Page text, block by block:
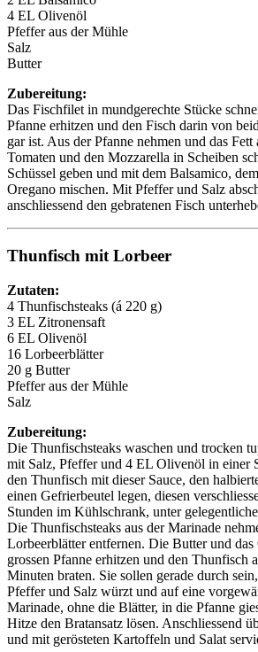
4 EL Olivenöl
Pfeffer aus der Mühle
Salz
Butter
Zubereitung:
Das Fischfilet in mundgerechte Stücke
Pfanne erhitzen und den Fisch darin von
gar ist. Aus der Pfanne nehmen und das
Tomaten und den Mozzarella in Scheiben
Schüssel geben und mit dem Balsamico,
Oregano mischen. Mit Pfeffer und Salz
anschliessend den gebratenen Fisch
Thunfisch mit Lorbeer
Zutaten:
4 Thunfischsteaks (á 220 g)
3 EL Zitronensaft
6 EL Olivenöl
16 Lorbeerblätter
20 g Butter
Pfeffer aus der Mühle
Salz
Zubereitung:
Die Thunfischsteaks waschen und trocken
mit Salz, Pfeffer und 4 EL Olivenöl in einer
den Thunfisch mit dieser Sauce, den
einen Gefrierbeutel legen, diesen
Stunden im Kühlschrank, unter
Die Thunfischsteaks aus der Marinade
Lorbeerblätter entfernen. Die Butter und
grossen Pfanne erhitzen und den Thunfisch
Minuten braten. Sie sollen gerade durch
Pfeffer und Salz würzt und auf eine
Marinade, ohne die Blätter, in die Pfanne
Hitze den Bratansatz lösen. Anschliessend
und mit gerösteten Kartoffeln und Salat